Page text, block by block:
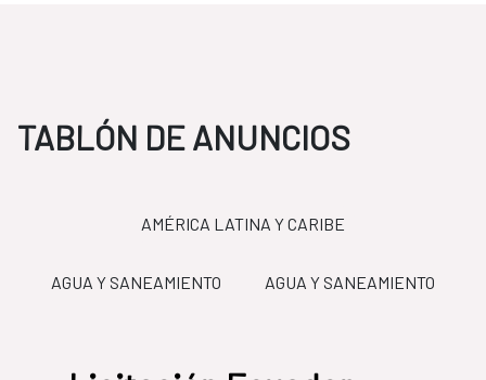
TABLÓN DE ANUNCIOS
AMÉRICA LATINA Y CARIBE
AGUA Y SANEAMIENTO AGUA Y SANEAMIENTO